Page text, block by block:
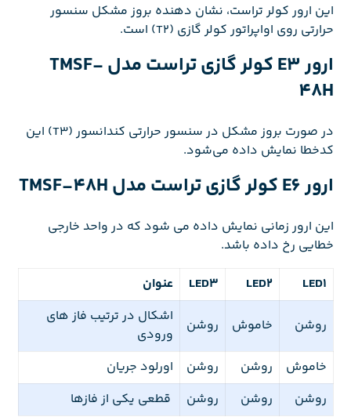
این ارور کولر تراست، نشان دهنده بروز مشکل سنسور
حرارتی روی اواپراتور کولر گازی (T2) است.
ارور E3 کولر گازی تراست مدل TMSF-
48H
در صورت بروز مشکل در سنسور حرارتی کندانسور (T3) این
کدخطا نمایش داده می‌شود.
ارور E6 کولر گازی تراست مدل TMSF-48H
این ارور زمانی نمایش داده می شود که در واحد خارجی
خطایی رخ داده باشد.
LED1
LED2
LED3 عنوان
روشن خاموش روشن
اشکال در ترتیب فاز های
ورودی
خاموش
روشن روشن
اورلود جریان
روشن
روشن روشن قطعی یکی از فازها